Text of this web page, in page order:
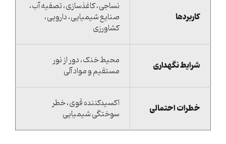
کاربردها
نساجی، کاغذسازی، تصفیه آب،
صنایع شیمیایی، دارویی،
کشاورزی
شرایط نگهداری
محیط خنک، دور از نور
مستقیم و مواد آلی
خطرات احتمالی
اکسیدکننده قوی، خطر
سوختگی شیمیایی